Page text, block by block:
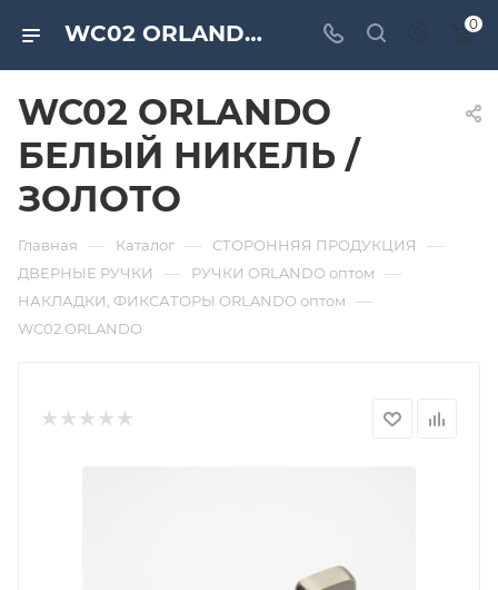
WC02 ORLANDO БЕЛЫЙ НИКЕЛЬ / ЗОЛОТО. Дверная и мебельная фурнитура САМИР-КИЛИТ | Оптовые поставки 0
WC02 ORLANDO
БЕЛЫЙ НИКЕЛЬ /
ЗОЛОТО
Главная — Каталог — СТОРОННЯЯ ПРОДУКЦИЯ —
ДВЕРНЫЕ РУЧКИ — РУЧКИ ORLANDO оптом —
НАКЛАДКИ, ФИКСАТОРЫ ORLANDO оптом —
WC02 ORLANDO